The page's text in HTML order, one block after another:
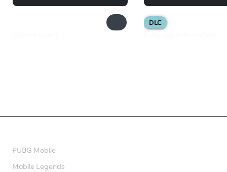
DLC
PUBG Mobile
Mobile Legends